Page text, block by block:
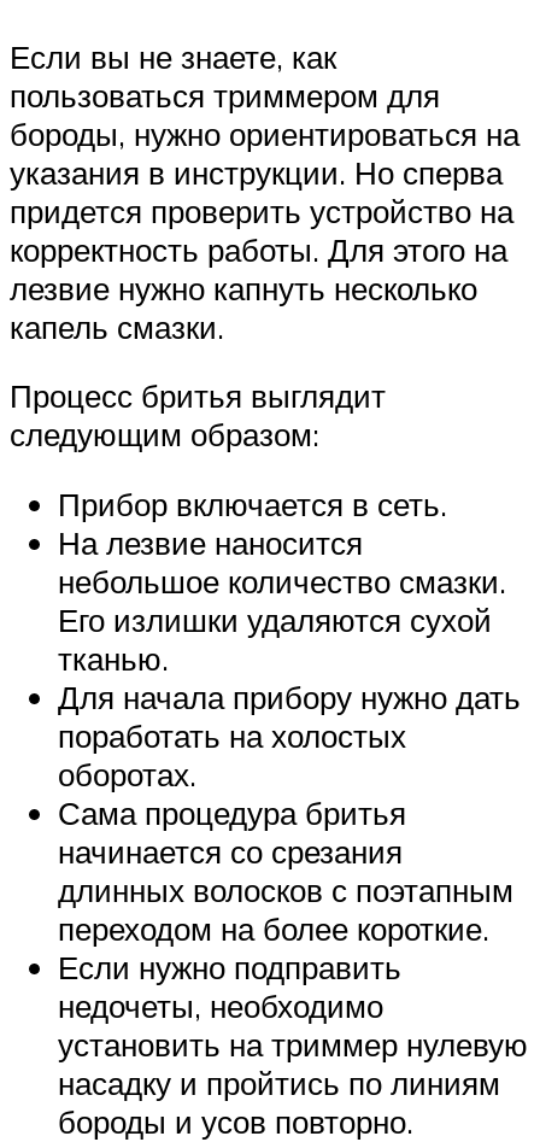
Если вы не знаете, как
пользоваться триммером для
бороды, нужно ориентироваться на
указания в инструкции. Но сперва
придется проверить устройство на
корректность работы. Для этого на
лезвие нужно капнуть несколько
капель смазки.
Процесс бритья выглядит
следующим образом:
Прибор включается в сеть.
На лезвие наносится
небольшое количество смазки.
Его излишки удаляются сухой
тканью.
Для начала прибору нужно дать
поработать на холостых
оборотах.
Сама процедура бритья
начинается со срезания
длинных волосков с поэтапным
переходом на более короткие.
Если нужно подправить
недочеты, необходимо
установить на триммер нулевую
насадку и пройтись по линиям
бороды и усов повторно.